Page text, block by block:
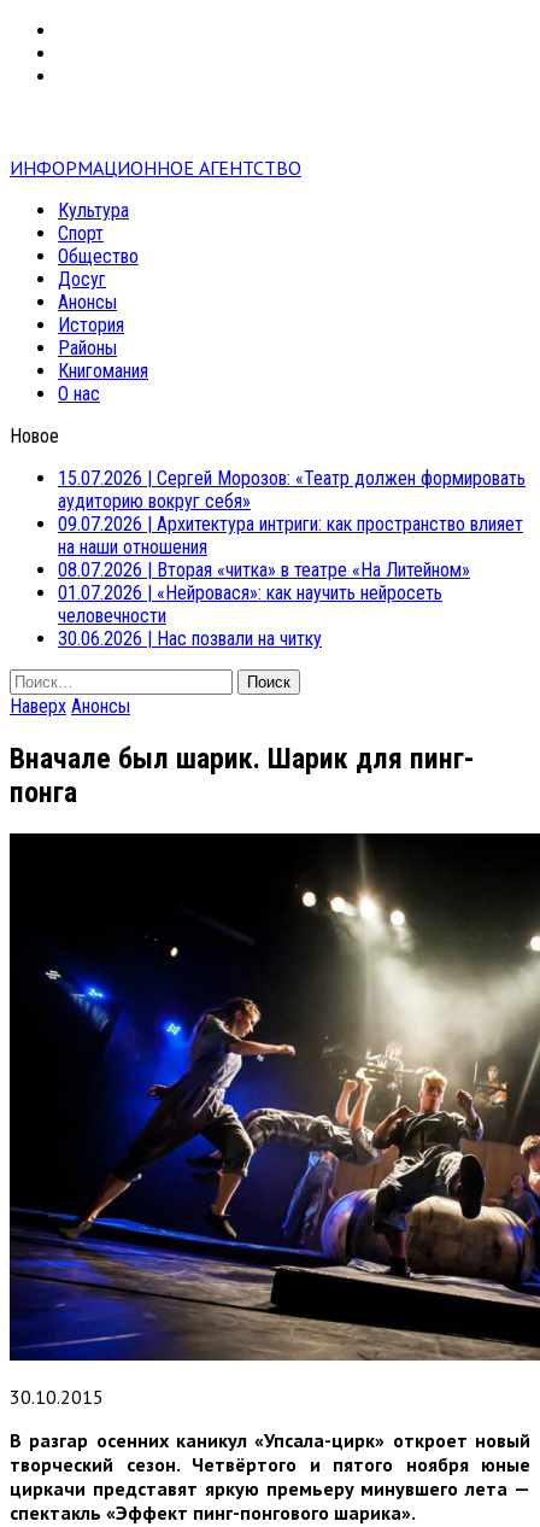
ИНФОРМАЦИОННОЕ АГЕНТСТВО
Культура
Спорт
Общество
Досуг
Анонсы
История
Районы
Книгомания
О нас
Новое
15.07.2026 | Сергей Морозов: «Театр должен формировать
аудиторию вокруг себя»
09.07.2026 | Архитектура интриги: как пространство влияет
на наши отношения
08.07.2026 | Вторая «читка» в театре «На Литейном»
01.07.2026 | «Нейровася»: как научить нейросеть
человечности
30.06.2026 | Нас позвали на читку
Найти:
Наверх Анонсы
Вначале был шарик. Шарик для пинг-
понга
30.10.2015
В разгар осенних каникул «Упсала-цирк» откроет новый
творческий сезон. Четвёртого и пятого ноября юные
циркачи представят яркую премьеру минувшего лета —
спектакль «Эффект пинг-понгового шарика».